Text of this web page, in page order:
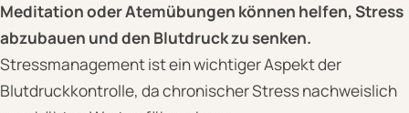
Meditation oder Atemübungen können helfen, Stress
abzubauen und den Blutdruck zu senken.
Stressmanagement ist ein wichtiger Aspekt der
Blutdruckkontrolle, da chronischer Stress nachweislich